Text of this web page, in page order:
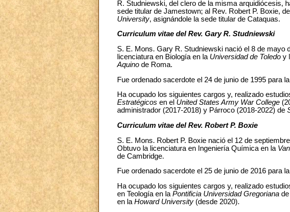
R. Studniewski, del clero de la misma arquidiócesis,
sede titular de Jamestown; al Rev. Robert P. Boxie,
University, asignándole la sede titular de Cataquas.
Curriculum vitae del Rev. Gary R. Studniewski
S. E. Mons. Gary R. Studniewski nació el 8 de mayo
licenciatura en Biología en la Universidad de Toledo y
Aquino de Roma.
Fue ordenado sacerdote el 24 de junio de 1995 para
Ha ocupado los siguientes cargos y, realizado
Estratégicos en el United States Army War College
administrador (2017-2018) y Párroco (2018-2022) de
Curriculum vitae del Rev. Robert P. Boxie
S. E. Mons. Robert P. Boxie nació el 12 de
Obtuvo la licenciatura en Ingeniería Química en la
de Cambridge.
Fue ordenado sacerdote el 25 de junio de 2016 para
Ha ocupado los siguientes cargos y, realizado
en Teología en la Pontificia Universidad Gregoriana
en la Howard University (desde 2020).